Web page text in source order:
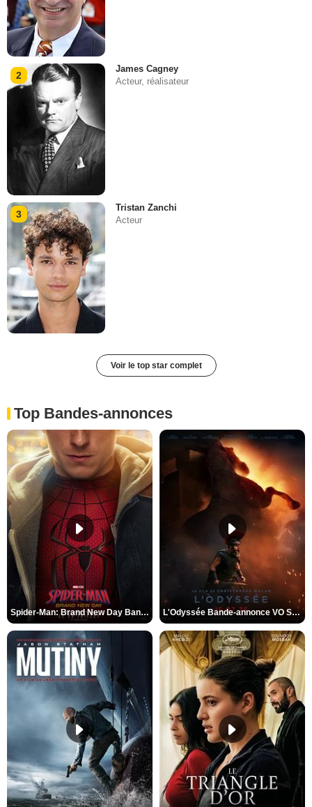
2
James Cagney
Acteur, réalisateur
3
Tristan Zanchi
Acteur
Voir le top star complet
Top Bandes-annonces
Spider-Man: Brand New Day Bande-annonce VO STFR L'Odyssée Bande-annonce VO STFR